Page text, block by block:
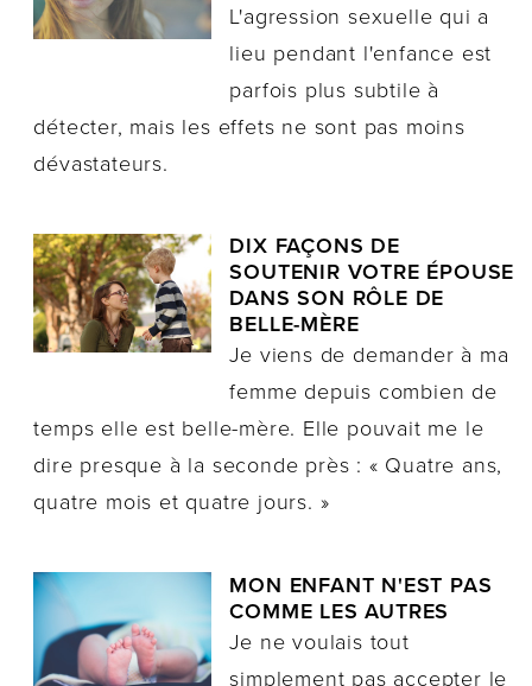
L'agression sexuelle qui a
lieu pendant l'enfance est
parfois plus subtile à
détecter, mais les effets ne sont pas moins
dévastateurs.
DIX FAÇONS DE
SOUTENIR VOTRE ÉPOUSE
DANS SON RÔLE DE
BELLE-MÈRE
Je viens de demander à ma
femme depuis combien de
temps elle est belle-mère. Elle pouvait me le
dire presque à la seconde près : « Quatre ans,
quatre mois et quatre jours. »
MON ENFANT N'EST PAS
COMME LES AUTRES
Je ne voulais tout
simplement pas accepter le